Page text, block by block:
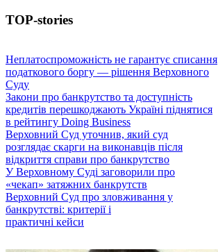
TOP-stories
Неплатоспроможність не гарантує списання
податкового боргу — рішення Верховного
Суду
Закони про банкрутство та доступність
кредитів перешкоджають Україні піднятися
в рейтингу Doing Business
Верховний Суд уточнив, який суд
розглядає скарги на виконавців після
відкриття справи про банкрутство
У Верховному Суді заговорили про
«чекап» затяжних банкрутств
Верховний Суд про зловживання у
банкрутстві: критерії і
практичні кейси